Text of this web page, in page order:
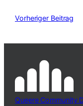
Vorheriger Beitrag
Queere Community